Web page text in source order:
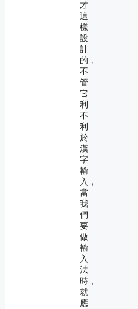
才
這
樣
設
計
的，
不
管
它
利
不
利
於
漢
字
輸
入，
當
我
們
要
做
輸
入
法
時，
就
應